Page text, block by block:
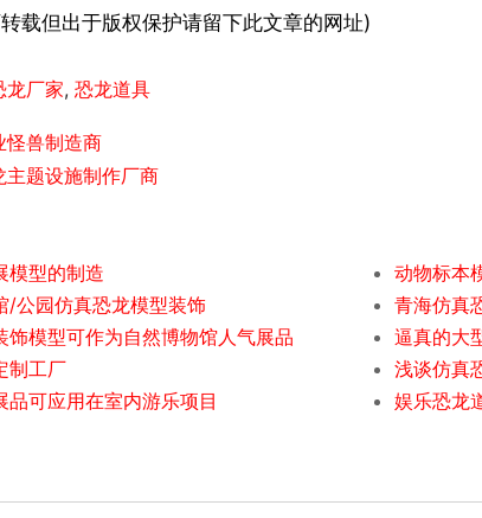
载但出于版权保护请留下此文章的网址)
龙厂家, 恐龙道具
怪兽制造商
主题设施制作厂商
模型的制造
动物标本
/公园仿真恐龙模型装饰
青海仿真
饰模型可作为自然博物馆人气展品
逼真的大
制工厂
浅谈仿真
品可应用在室内游乐项目
娱乐恐龙